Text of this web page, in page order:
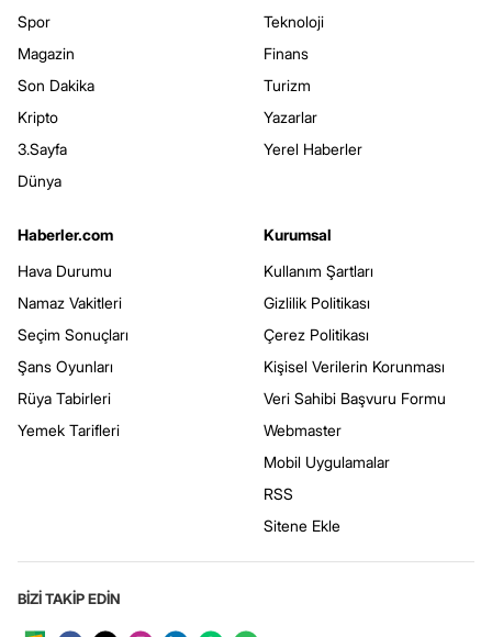
Spor
Magazin
Son Dakika
Kripto
3.Sayfa
Dünya
Teknoloji
Finans
Turizm
Yazarlar
Yerel Haberler
Haberler.com
Hava Durumu
Namaz Vakitleri
Seçim Sonuçları
Şans Oyunları
Rüya Tabirleri
Yemek Tarifleri
Kurumsal
Kullanım Şartları
Gizlilik Politikası
Çerez Politikası
Kişisel Verilerin Korunması
Veri Sahibi Başvuru Formu
Webmaster
Mobil Uygulamalar
RSS
Sitene Ekle
BİZİ TAKİP EDİN